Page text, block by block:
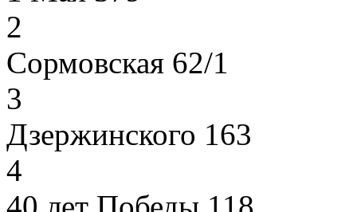
2
Сормовская 62/1
3
Дзержинского 163
4